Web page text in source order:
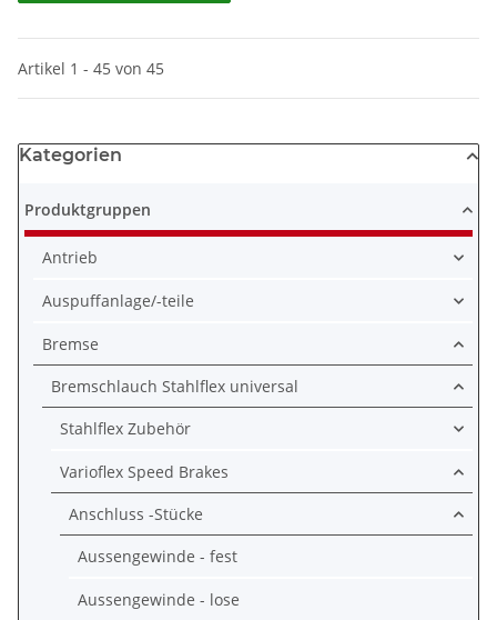
Artikel 1 - 45 von 45
Kategorien
Produktgruppen
Antrieb
Auspuffanlage/-teile
Bremse
Bremschlauch Stahlflex universal
Stahlflex Zubehör
Varioflex Speed Brakes
Anschluss -Stücke
Aussengewinde - fest
Aussengewinde - lose